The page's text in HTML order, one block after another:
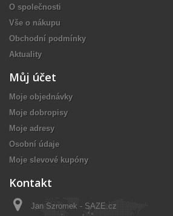
O společnosti
Vše o nákupu
Obchodní podmínky
Aktuality
Můj účet
Moje objednávky
Moje dobropisy
Moje adresy
Osobní údaje
Moje slevové kupóny
Kontakt
Jan Szromek - SAZE.cz